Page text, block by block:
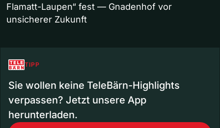
Flamatt-Laupen“ fest — Gnadenhof vor
unsicherer Zukunft
TIPP
Sie wollen keine TeleBärn-Highlights
verpassen? Jetzt unsere App
herunterladen.